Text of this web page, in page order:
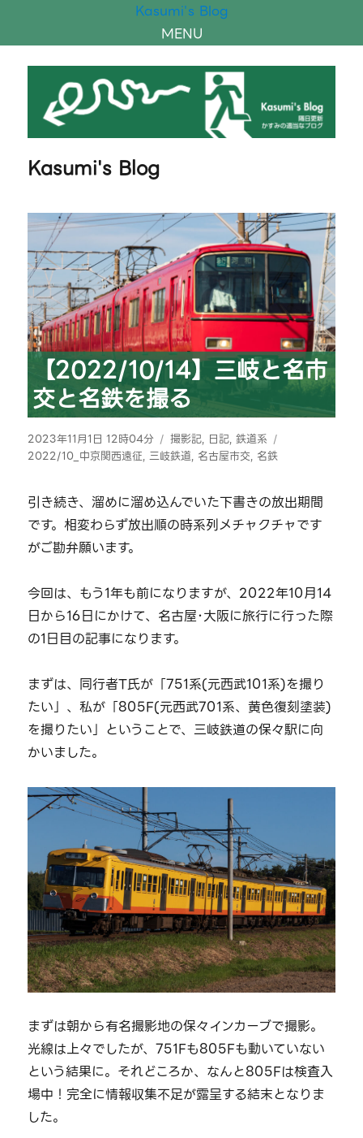
Kasumi's Blog
MENU
Kasumi's Blog
【2022/10/14】三岐と名市
交と名鉄を撮る
投
稿
2023年11月1日 12時04分
カ
テ
ー
撮影記, 日記,鉄道系
2022/10_中京関西遠征,三岐鉄道, 名古屋市交, 名鉄
引き続き、溜めに溜め込んでいた下書きの放出期間
です。相変わらず放出順の時系列メチャクチャです
がご勘弁願います。
今回は、もう1年も前になりますが、2022年10月14
日から16日にかけて、名古屋･大阪に旅行に行った際
の1日目の記事になります。
まずは、同行者T氏が「751系(元西武101系)を撮り
たい」、私が「805F(元西武701系、黄色復刻塗装)
を撮りたい」ということで、三岐鉄道の保々駅に向
かいました。
まずは朝から有名撮影地の保々インカーブで撮影。
光線は上々でしたが、751Fも805Fも動いていない
という結果に。それどころか、なんと805Fは検査入
場中！完全に情報収集不足が露呈する結末となりま
した。